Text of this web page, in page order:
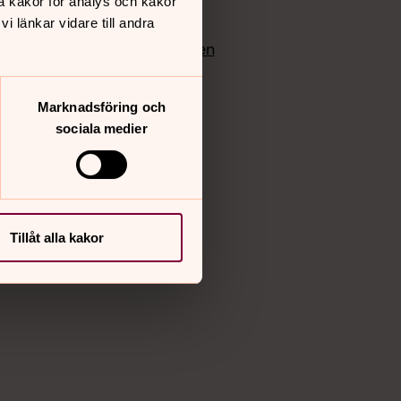
länkar vidare till andra
Marknadsföring och
sociala medier
Tillåt alla kakor
Instagram
Vimeo
Bloggportalen